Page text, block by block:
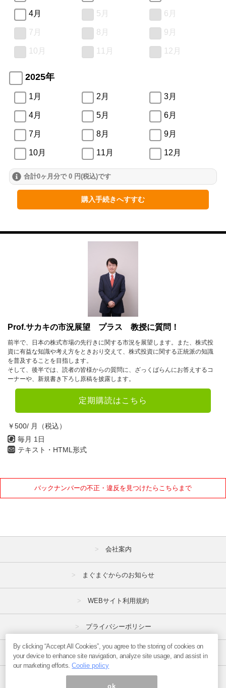
Prof.サカキの市況展望 プラス 教授に質問！
前半で、日本の株式市場の先行きに関する市況を展望します。また、株式投
資に有益な知識や考え方をときおり交えて、株式投資に関する正統派の知識
を普及することを目指します。
そして、後半では、読者の皆様からの質問に、ざっくばらんにお答えするコ
ーナーや、新規書き下ろし原稿を披露します。
定期購読はこちら
￥500/ 月（税込）
毎月 1日
テキスト・HTML形式
バックナンバーの不正・違反を見つけたらこちらまで
4月 5月 6月
7月 8月 9月
10月 11月 12月
2025年
1月 2月 3月
4月 5月 6月
7月 8月 9月
10月 11月 12月
2024年
2月
7月 8月 9月
2月
5月
10月 11月 12月
2022年
2月
7月
2021年
合計0ヶ月分で 0 円(税込)です
購入手続きへすすむ
会社案内
まぐまぐからのお知らせ
WEBサイト利用規約
プライバシーポリシー
特定商取引法
By clicking “Accept All Cookies”, you agree to the storing of cookies on
your device to enhance site navigation, analyze site usage, and assist in
our marketing efforts.Coolie policy
ok